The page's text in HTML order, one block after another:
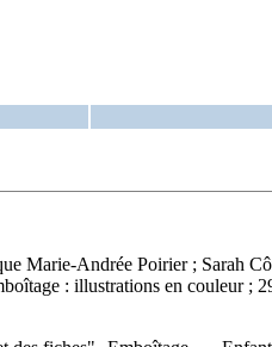
Marie-Andrée Poirier ; Sarah
: illustrations en couleur ;